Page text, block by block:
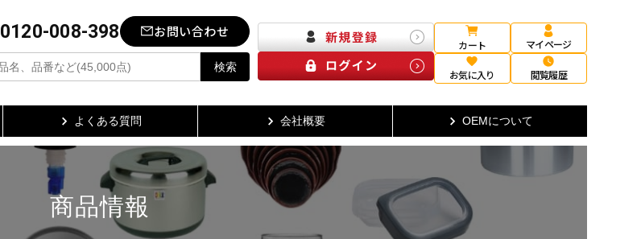
0120-008-398 お問い合わせ
検索
カート マイページ
お気に入り 閲覧履歴
よくある質問 会社概要 OEMについて
商品情報